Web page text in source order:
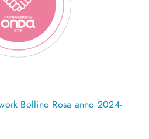
Bollino Rosa anno 2024-